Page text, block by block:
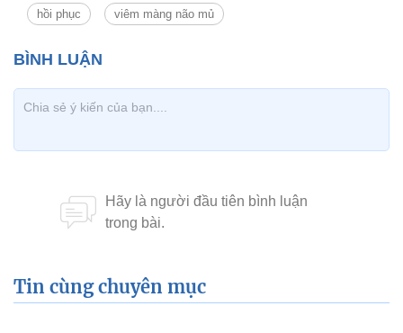
hồi phục viêm màng não mủ
Tin cùng chuyên mục